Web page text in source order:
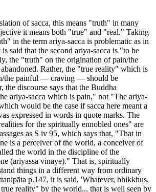
of sacca, this means "truth" in many
it means both "true" and "real." Taking
in the term ariya-sacca is problematic as in
said that the second ariya-sacca is "to be
the "truth" on the origination of pain/the
Rather, the "true reality" which is
the painful — craving — should be
the discourse says that the Buddha
ariya-sacca which is pain," not "The ariya-
would be the case if sacca here meant a
expressed in words in quote marks. The
for the spiritually ennobled ones" are
as S iv 95, which says that, "That in
is a perceiver of the world, a conceiver of
the world in the discipline of the
(ariyassa vinaye)." That is, spiritually
things in a different way from ordinary
p.147, it is said, 'Whatever, bhikkhus,
reality" by the world... that is well seen by